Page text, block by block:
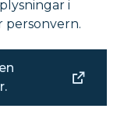
i
personvern.